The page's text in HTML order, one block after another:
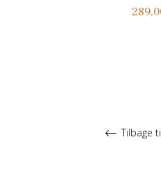
Tilbage